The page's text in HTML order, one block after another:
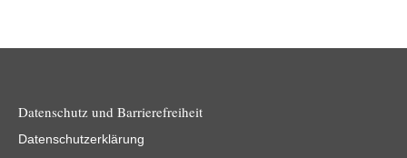
Datenschutz und Barrierefreiheit
Datenschutzerklärung